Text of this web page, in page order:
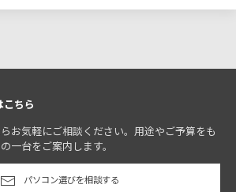
こちら
お気軽にご相談ください。用途やご予算をも
一台をご案内します。
パソコン選びを相談する